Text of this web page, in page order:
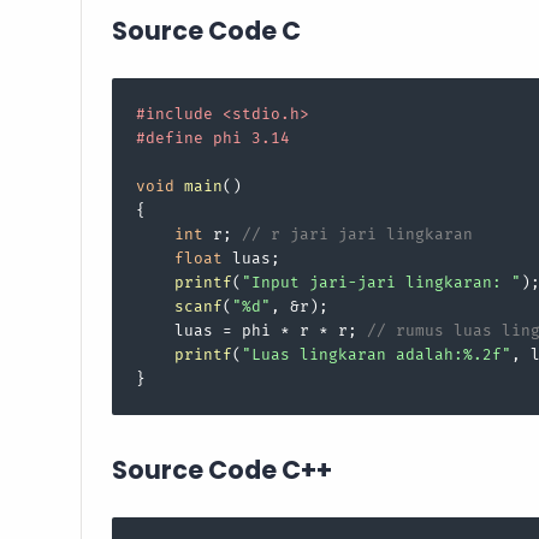
Source Code C
#include
<stdio.h>
#define phi 3.14
void main()
{
int
r;
// r jari jari lingkaran
float
luas;
printf( "Input jari-jari lingkaran: " );
scanf( "%d" , &r);
    luas = phi * r * r;
// rumus luas
printf( "Luas lingkaran adalah:%.2f" ,
}
Source Code C++